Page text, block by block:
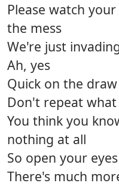
Please watch
the mess
We're just
Ah, yes
Quick on the draw
Don't repeat
You think you
nothing at all
So open your
There's much